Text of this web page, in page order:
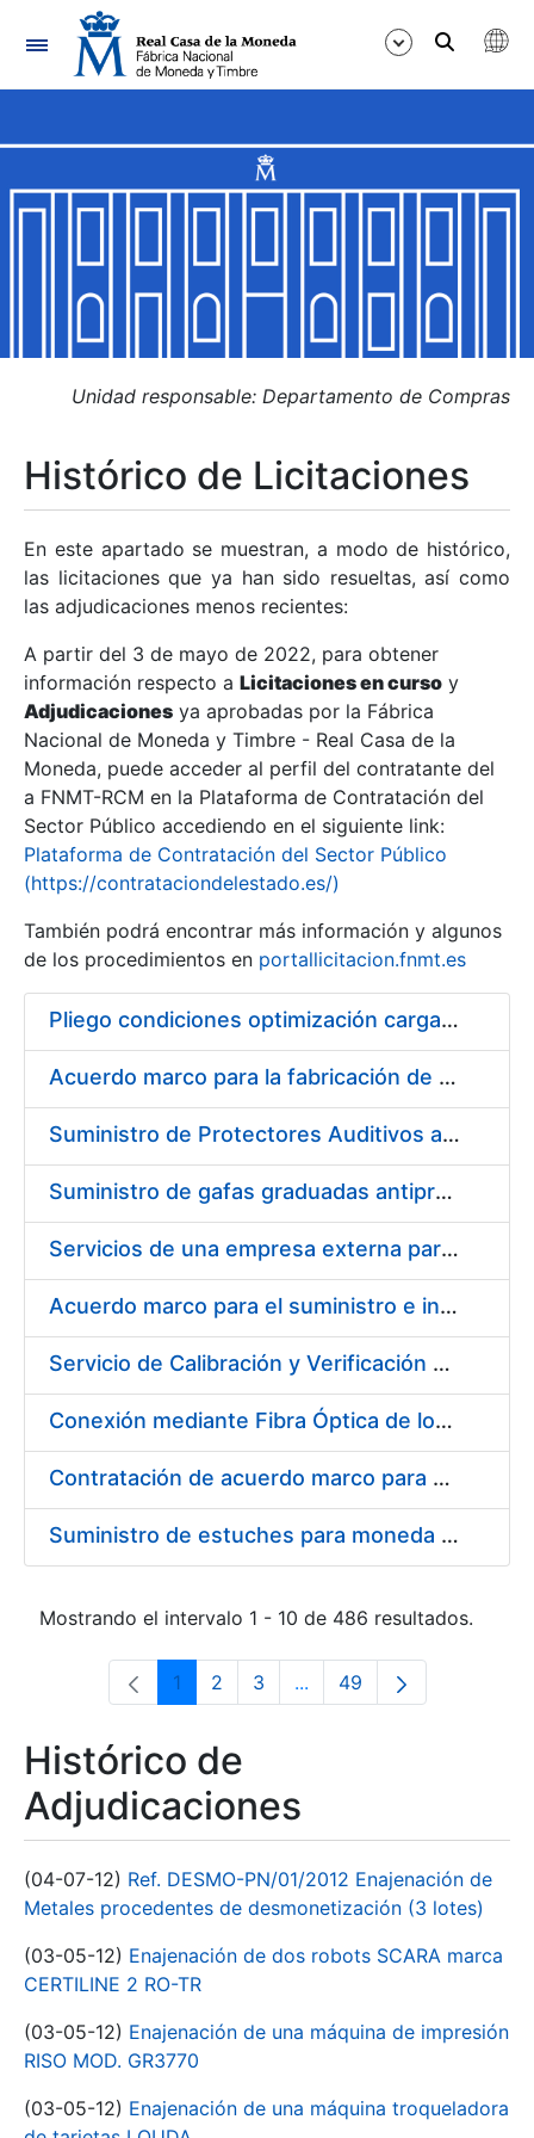
Navegación
Mostrar/Ocultar
Mostrar/Ocultar
Mostrar/Ocultar
Mostrar/Ocultar
Mostrar/Ocultar
Mostrar/Ocultar
Unidad responsable: Departamento de Compras
Histórico de Licitaciones
En este apartado se muestran, a modo de histórico,
las licitaciones que ya han sido resueltas, así como
las adjudicaciones menos recientes:
A partir del 3 de mayo de 2022, para obtener
información respecto a Licitaciones en curso y
Adjudicaciones ya aprobadas por la Fábrica
Nacional de Moneda y Timbre - Real Casa de la
Moneda, puede acceder al perfil del contratante del
a FNMT-RCM en la Plataforma de Contratación del
Sector Público accediendo en el siguiente link:
Plataforma de Contratación del Sector Público
(https://contrataciondelestado.es/)
También podrá encontrar más información y algunos
de los procedimientos en portallicitacion.fnmt.es
Pliego condiciones optimización cargas compras firmado
Acuerdo marco para la fabricación de piezas
Suministro de Protectores Auditivos a medida para las personas trabajadoras de los Centros de Trabajo de Madrid y Burgos
Suministro de gafas graduadas antiproyecciones para los trabajadores de la FNMT-RCM en los centros de trabajo de Madrid y Burgos
Servicios de una empresa externa para el asesoramiento y resolución de los recursos de alzada que se presentan relacionados con procesos de selección para la FNMT-RCM
Acuerdo marco para el suministro e instalación de persianas, estores y otros complementos
Servicio de Calibración y Verificación Externa de los Equipos de Medición del Servicio de Prevención de la FNMT-RCM
Conexión mediante Fibra Óptica de los Centros de Proceso de Datos (CPDs) de las sedes de la FNMT-RCM de Burgos y Madrid
Contratación de acuerdo marco para el Suministro de Material de Electricidad para la Fábrica Nacional de Moneda y Timbre-Real Casa de la Moneda en su centro de trabajo de Burgos
Suministro de estuches para moneda de 30 €
Mostrando el intervalo 1 - 10 de 486 resultados.
Página
1 Página
2 Página
3 ...Páginas intermedias Use
Página
49
Histórico de
Adjudicaciones
(04-07-12) Ref. DESMO-PN/01/2012 Enajenación de
Metales procedentes de desmonetización (3 lotes)
(03-05-12) Enajenación de dos robots SCARA marca
CERTILINE 2 RO-TR
(03-05-12) Enajenación de una máquina de impresión
RISO MOD. GR3770
(03-05-12) Enajenación de una máquina troqueladora